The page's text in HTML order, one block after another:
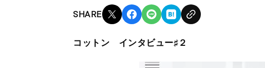
SHARE
コットン インタビュー♯２